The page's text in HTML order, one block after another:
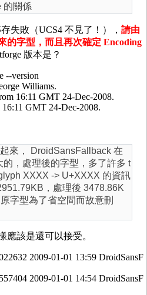
的關係
失敗（UCS4 不見了！）， 請由
的字型，而且再次確定 Encoding
版本是？
--version
Williams.
16:11 GMT 24-Dec-2008.
16:11 GMT 24-Dec-2008.
來， DroidSansFallback 在
，處理後的字型，多了許多 t
XXXX -> U+XXXX 的資訊
，處理後 3478.86K
字型為了省空間而故意刪
應該是還可以接受。
2009-01-01 13:59 DroidSansF
2009-01-01 14:54 DroidSansF